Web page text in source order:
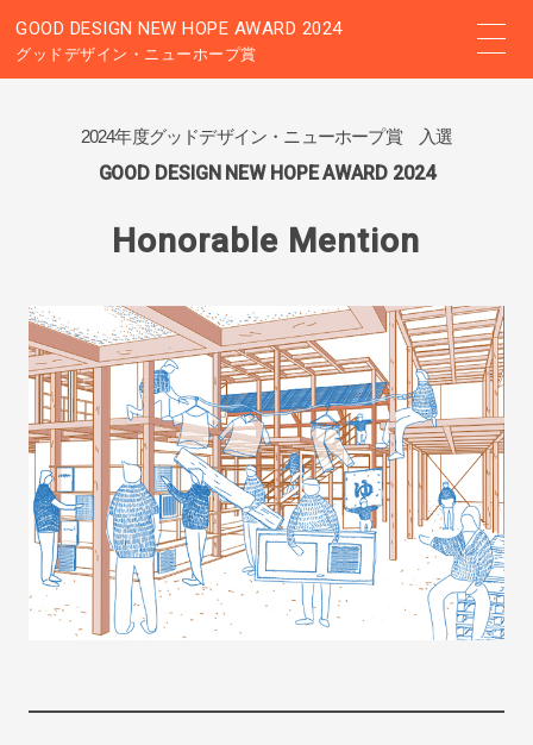
GOOD DESIGN NEW HOPE AWARD 2024
グッドデザイン・ニューホープ賞
2024年度グッドデザイン・ニューホープ賞 入選
GOOD DESIGN NEW HOPE AWARD 2024
Honorable Mention